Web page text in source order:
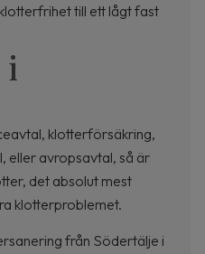
till ett lågt fast
i
klotterförsäkring,
eller avropsavtal, så är
det absolut mest
klotterproblemet.
från Södertälje i